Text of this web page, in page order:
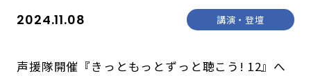
2024.11.08 講演・登壇
声援隊開催『きっともっとずっと聴こう! 12』へ